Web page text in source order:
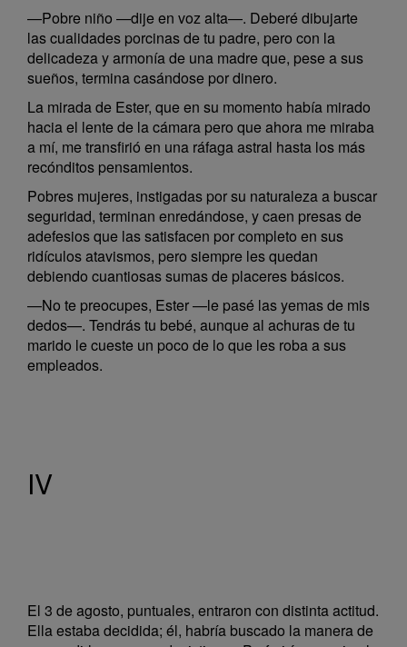
—Pobre niño —dije en voz alta—. Deberé dibujarte
las cualidades porcinas de tu padre, pero con la
delicadeza y armonía de una madre que, pese a sus
sueños, termina casándose por dinero.
La mirada de Ester, que en su momento había mirado
hacia el lente de la cámara pero que ahora me miraba
a mí, me transfirió en una ráfaga astral hasta los más
recónditos pensamientos.
Pobres mujeres, instigadas por su naturaleza a buscar
seguridad, terminan enredándose, y caen presas de
adefesios que las satisfacen por completo en sus
ridículos atavismos, pero siempre les quedan
debiendo cuantiosas sumas de placeres básicos.
—No te preocupes, Ester —le pasé las yemas de mis
dedos—. Tendrás tu bebé, aunque al achuras de tu
marido le cueste un poco de lo que les roba a sus
empleados.
IV
El 3 de agosto, puntuales, entraron con distinta actitud.
Ella estaba decidida; él, habría buscado la manera de